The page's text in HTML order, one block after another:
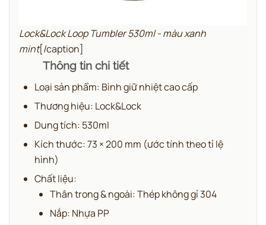
Lock&Lock Loop Tumbler 530ml - màu xanh
mint[/caption]
Thông tin chi tiết
Loại sản phẩm: Bình giữ nhiệt cao cấp
Thương hiệu: Lock&Lock
Dung tích: 530ml
Kích thước: 73 × 200 mm (ước tính theo tỉ lệ
hình)
Chất liệu:
Thân trong & ngoài: Thép không gỉ 304
Nắp: Nhựa PP